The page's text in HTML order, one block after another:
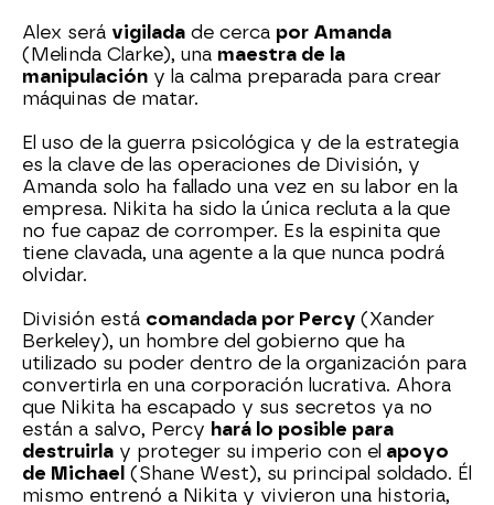
Alex será vigilada de cerca por Amanda
(Melinda Clarke), una maestra de la
manipulación y la calma preparada para crear
máquinas de matar.
El uso de la guerra psicológica y de la estrategia
es la clave de las operaciones de División, y
Amanda solo ha fallado una vez en su labor en la
empresa. Nikita ha sido la única recluta a la que
no fue capaz de corromper. Es la espinita que
tiene clavada, una agente a la que nunca podrá
olvidar.
División está comandada por Percy (Xander
Berkeley), un hombre del gobierno que ha
utilizado su poder dentro de la organización para
convertirla en una corporación lucrativa. Ahora
que Nikita ha escapado y sus secretos ya no
están a salvo, Percy hará lo posible para
destruirla y proteger su imperio con el apoyo
de Michael (Shane West), su principal soldado. Él
mismo entrenó a Nikita y vivieron una historia,